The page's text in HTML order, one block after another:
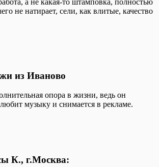
не натирает, сели, как влитые, качество
из Иваново
опора в жизни, ведь он
музыку и снимается в рекламе.
К., г.Москва: